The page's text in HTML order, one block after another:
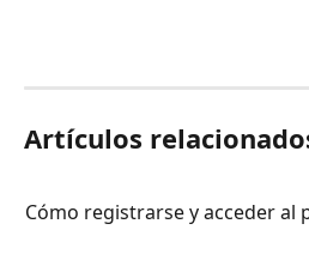
Artículos
Cómo registrarse y acceder al